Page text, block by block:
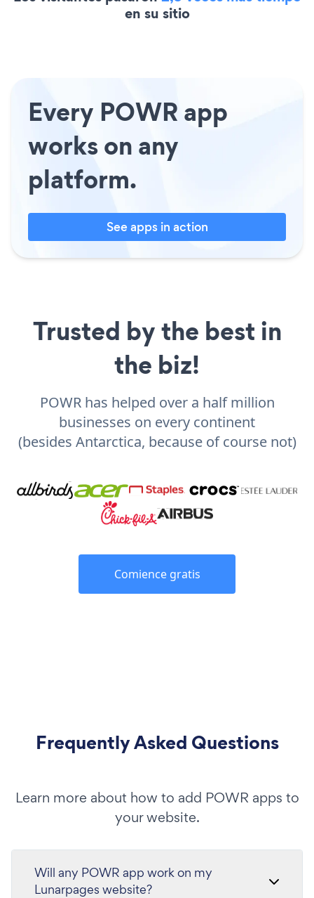
en su sitio
Every POWR app
works on any
platform.
See apps in action
Trusted by the best in
the biz!
POWR has helped over a half million
businesses on every continent
(besides Antarctica, because of course not)
Comience gratis
Frequently Asked Questions
Learn more about how to add POWR apps to
your website.
Will any POWR app work on my
Lunarpages website?